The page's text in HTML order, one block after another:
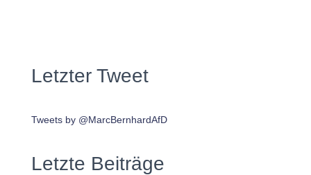
Letzter Tweet
Tweets by @MarcBernhardAfD
Letzte Beiträge